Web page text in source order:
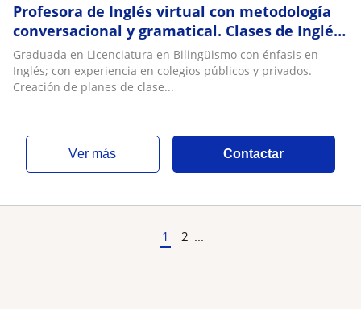
Profesora de Inglés virtual con metodología
conversacional y gramatical. Clases de Inglés
para niños, adolescentes y adultos
Graduada en Licenciatura en Bilingüismo con énfasis en
Inglés; con experiencia en colegios públicos y privados.
Creación de planes de clase...
ver más Contactar
1 2 ...